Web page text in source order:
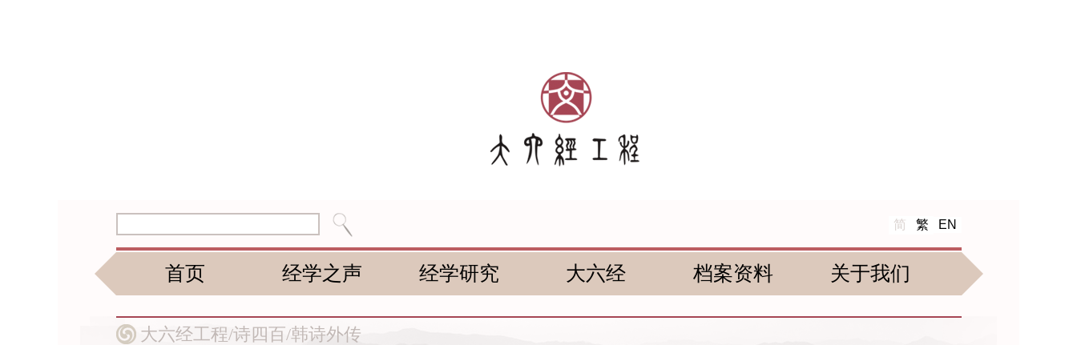
简 繁 EN
首页 经学之声 经学研究 大六经 档案资料 关于我们
大六经工程/诗四百/韩诗外传